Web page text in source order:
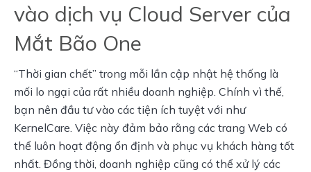
vào dịch vụ Cloud Server của
Mắt Bão One
“Thời gian chết” trong mỗi lần cập nhật hệ thống là
mối lo ngại của rất nhiều doanh nghiệp. Chính vì thế,
bạn nên đầu tư vào các tiện ích tuyệt với như
KernelCare. Việc này đảm bảo rằng các trang Web có
thể luôn hoạt động ổn định và phục vụ khách hàng tốt
nhất. Đồng thời, doanh nghiệp cũng có thể xử lý các